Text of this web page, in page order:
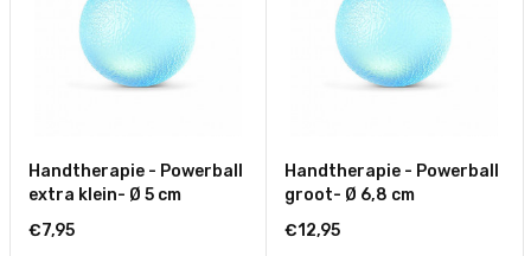
Handtherapie - Powerball
extra klein- Ø 5 cm
€7,95
Handtherapie - Powerball
groot- Ø 6,8 cm
€12,95